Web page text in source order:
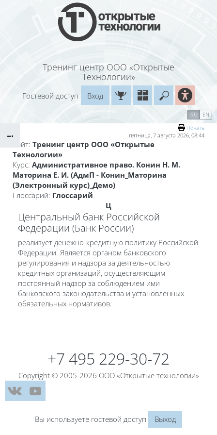
Перейти к основному содержанию
Тренинг центр ООО «Открытые
Технологии»
Введите
Гостевой доступ
Вход
Маршрут внедрения
RU EN
Печать
пятница, 7 августа 2026, 08:44
Сайт: Тренинг центр ООО «Открытые
Технологии»
Курс: Административное право. Конин Н. М.
Маторина Е. И. (АдмП - Конин_Маторина
(Электронный курс)_Демо)
Глоссарий: Глоссарий
Ц
Центральный банк Российской
Федерации (Банк России)
реализует денежно-кредитную политику Российской
Федерации. Является органом банковского
регулирования и надзора за деятельностью
кредитных организаций, осуществляющим
постоянный надзор за соблюдением ими
банковского законодательства и установленных
обязательных нормативов.
+7 495 229-30-72
Copyright © 2005-2026 ООО «Открытые технологии»
Вы используете гостевой доступ Выход